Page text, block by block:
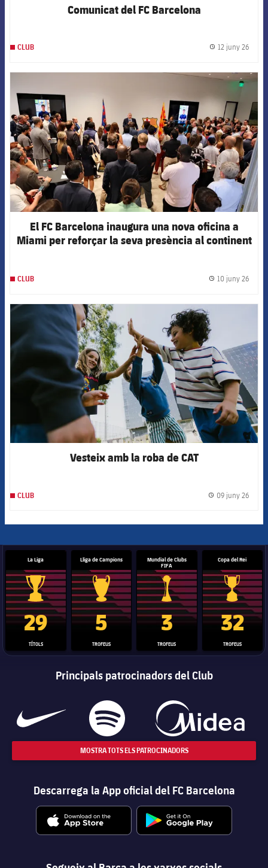
Comunicat del FC Barcelona
CLUB 12 juny 26
FCB Barcelona badge
El FC Barcelona inaugura una nova oficina a
Miami per reforçar la seva presència al continent
CLUB 10 juny 26
FCB Barcelona badge
Vesteix amb la roba de CAT
CLUB 09 juny 26
La Liga
Trofeu de la Liga
29
TÍTOLS
Lliga de Campions
Trofeu de la Lliga de Campions
5
TROFEUS
Mundial de Clubs
FIFA
Trofeu del Mundial de Clubs
3
TROFEUS
Copa del Rei
Copa del
32
TROFEUS
Principals patrocinadors del Club
MOSTRA TOTS ELS PATROCINADORS
Descarrega la App oficial del FC Barcelona